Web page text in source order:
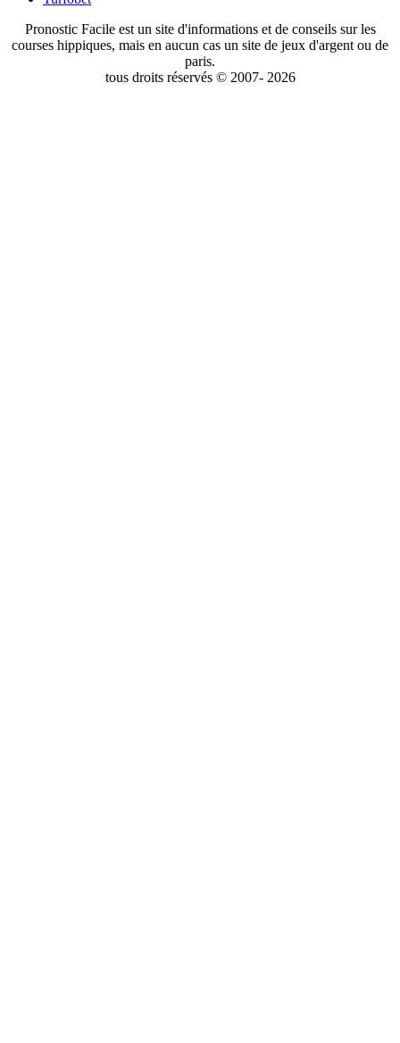
Pronostic Facile est un site d'informations et de conseils sur les
courses hippiques, mais en aucun cas un site de jeux d'argent ou de
paris.
tous droits réservés © 2007- 2026